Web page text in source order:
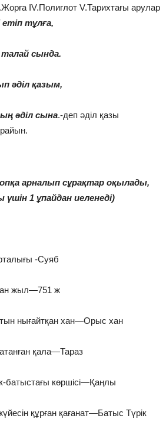
IV.Полиглот V.Тарихтағы арулар
тұлға,
талай сында.
әділ қазым,
әділ сына.-деп әділ қазы
арналып сұрақтар оқылады,
1 ұпайдан иеленеді)
-Суяб
жыл—751 ж
нығайтқан хан—Орыс хан
қала—Тараз
батыстағы көршісі—Қаңлы
құрған қағанат—Батыс Түрік